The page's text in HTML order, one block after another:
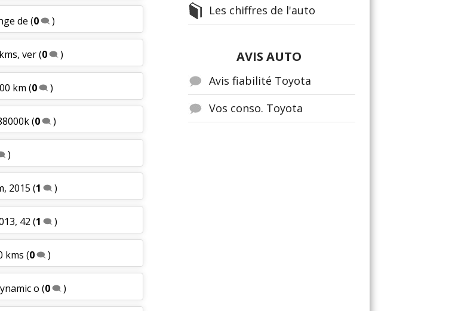
de (0 )
ver(0 )
km (0 )
(0 )
)
2015 (1 )
42 (1 )
kms (0 )
o (0 )
Les chiffres de l'auto
AVIS AUTO
Avis fiabilité Toyota
Vos conso. Toyota